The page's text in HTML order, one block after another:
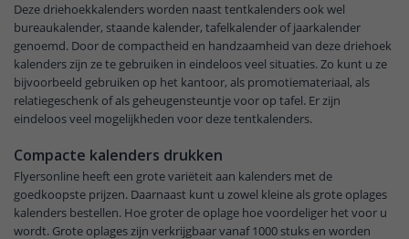
Deze driehoekkalenders worden naast tentkalenders ook wel
bureaukalender, staande kalender, tafelkalender of jaarkalender
genoemd. Door de compactheid en handzaamheid van deze driehoek
kalenders zijn ze te gebruiken in eindeloos veel situaties. Zo kunt u ze
bijvoorbeeld gebruiken op het kantoor, als promotiemateriaal, als
relatiegeschenk of als geheugensteuntje voor op tafel. Er zijn
eindeloos veel mogelijkheden voor deze tentkalenders.
Compacte kalenders drukken
Flyersonline heeft een grote variëteit aan kalenders met de
goedkoopste prijzen. Daarnaast kunt u zowel kleine als grote oplages
kalenders bestellen. Hoe groter de oplage hoe voordeliger het voor u
wordt. Grote oplages zijn verkrijgbaar vanaf 1000 stuks en worden